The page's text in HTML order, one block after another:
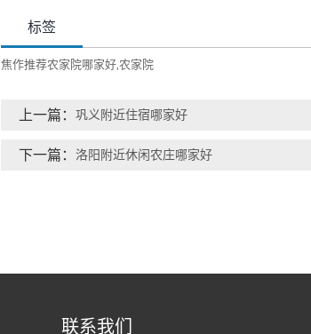
标签
焦作推荐农家院哪家好, 农家院
上一篇： 巩义附近住宿哪家好
下一篇： 洛阳附近休闲农庄哪家好
联系我们